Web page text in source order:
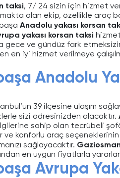
taksi, 7/ 24 sizin için hizmet
olan ekip, özellikle araç
Anadolu yakası korsan
yakası korsan taksi
ve gündüz fark
en iyi hizmet verilmeye
Anadolu
39 ilçesine ulaşım
sizi adresinizden alacaktır.
sahip olan tecrübeli
konforlu araç
sağlayacaktır.
en uygun fiyatlarla
Avrupa